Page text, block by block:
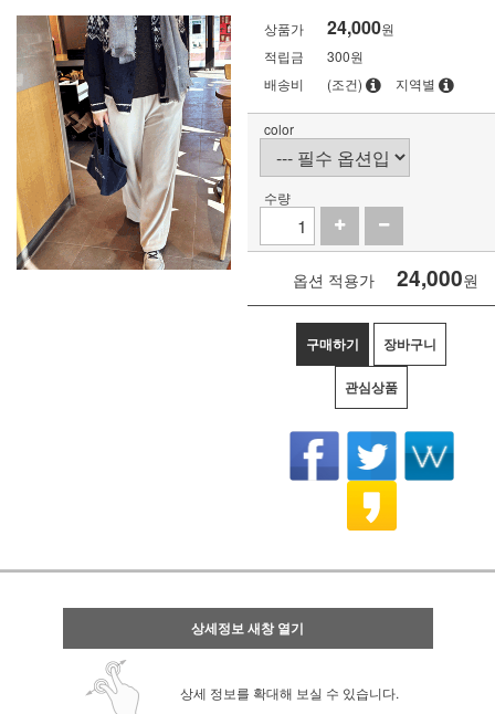
상품가 24,000원
적립금
300원
배송비
(조건) 지역별
color
수량
옵션 적용가 24,000원
구매하기 장바구니
관심상품
상세정보 새창 열기
상세 정보를 확대해 보실 수 있습니다.